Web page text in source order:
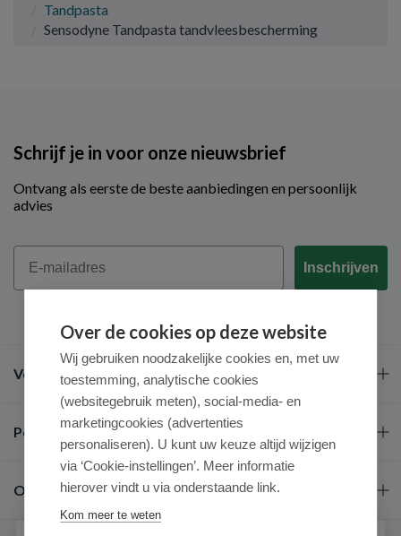
Tandpasta
Sensodyne Tandpasta tandvleesbescherming
Schrijf je in voor onze nieuwsbrief
Ontvang als eerste de beste aanbiedingen en persoonlijk
advies
Email
Inschrijven
Veel gestelde vragen
Populaire merken
Over ons
Over de cookies op deze website
Wij gebruiken noodzakelijke cookies en, met uw
toestemming, analytische cookies
(websitegebruik meten), social-media- en
marketingcookies (advertenties
personaliseren). U kunt uw keuze altijd wijzigen
via ‘Cookie-instellingen’. Meer informatie
hierover vindt u via onderstaande link.
Kom meer te weten